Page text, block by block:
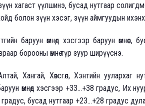
хагаст үүлшинэ, бусад нутгаар
болон зүүн хэсэг, зүүн аймгуудын
баруун өмнөд хэсгээр баруун
борооны өмнө түр зуур ширүүснэ.
Хангай, Хөвсгөл, Хэнтийн уулархаг
өмнөд хэсгээр +33...+38 градус, Их
бусад нутгаар +23...+28 градус